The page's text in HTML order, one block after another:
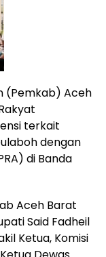
(Pemkab) Aceh
terkait
dengan
di Banda
Aceh Barat
Said Fadheil
Ketua, Komisi